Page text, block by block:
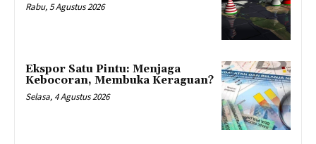
Rabu, 5 Agustus 2026
Ekspor Satu Pintu: Menjaga
Kebocoran, Membuka Keraguan?
Selasa, 4 Agustus 2026